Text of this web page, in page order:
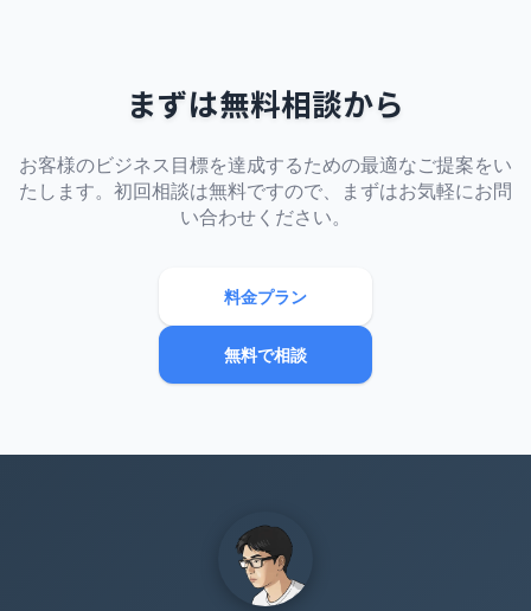
まずは無料相談から
お客様のビジネス目標を達成するための最適なご提案をい
たします。初回相談は無料ですので、まずはお気軽にお問
い合わせください。
料金プラン
無料で相談